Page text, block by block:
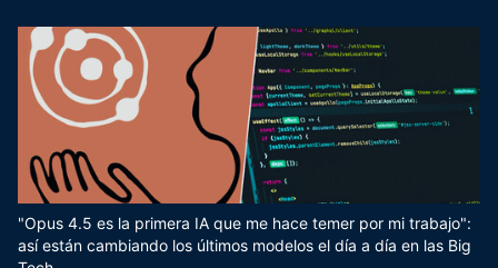
"Opus 4.5 es la primera IA que me hace temer por mi trabajo":
así están cambiando los últimos modelos el día a día en las Big